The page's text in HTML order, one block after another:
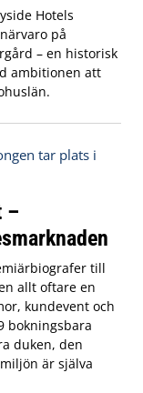
Hotels
på
– en historisk
ambitionen att
–
till
allt oftare en
kundevent och
bokningsbara
duken, den
är själva